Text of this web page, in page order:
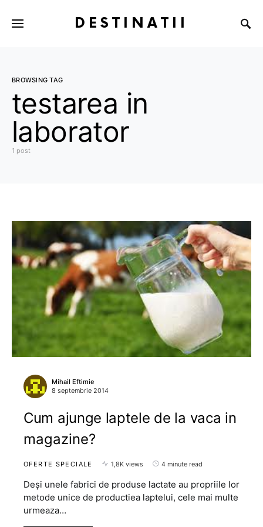
DESTINATII
BROWSING TAG
testarea in
laborator
1 post
Mihail Eftimie
8 septembrie 2014
Cum ajunge laptele de la vaca in
magazine?
OFERTE SPECIALE 1,8K views 4 minute read
Deși unele fabrici de produse lactate au propriile lor
metode unice de productiea laptelui, cele mai multe
urmeaza…